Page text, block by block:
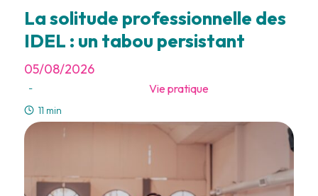
La solitude professionnelle des
IDEL : un tabou persistant
05/08/2026
- Vie pratique
11 min